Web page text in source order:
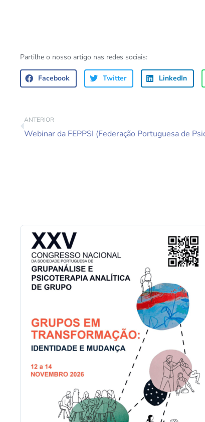
Partilhe o nosso artigo nas redes sociais:
Facebook Twitter LinkedIn
ANTERIOR